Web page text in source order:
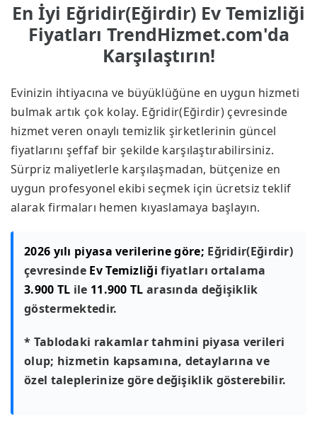
En İyi Eğridir(Eğirdir) Ev Temizliği
Fiyatları TrendHizmet.com'da
Karşılaştırın!
Evinizin ihtiyacına ve büyüklüğüne en uygun hizmeti
bulmak artık çok kolay. Eğridir(Eğirdir) çevresinde
hizmet veren onaylı temizlik şirketlerinin güncel
fiyatlarını şeffaf bir şekilde karşılaştırabilirsiniz.
Sürpriz maliyetlerle karşılaşmadan, bütçenize en
uygun profesyonel ekibi seçmek için ücretsiz teklif
alarak firmaları hemen kıyaslamaya başlayın.
2026 yılı piyasa verilerine göre; Eğridir(Eğirdir)
çevresinde Ev Temizliği fiyatları ortalama
3.900 TL ile 11.900 TL arasında değişiklik
göstermektedir.
* Tablodaki rakamlar tahmini piyasa verileri
olup; hizmetin kapsamına, detaylarına ve
özel taleplerinize göre değişiklik gösterebilir.